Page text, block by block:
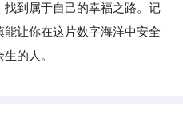
找到属于自己的幸福之路。记
让你在这片数字海洋中安全
的人。